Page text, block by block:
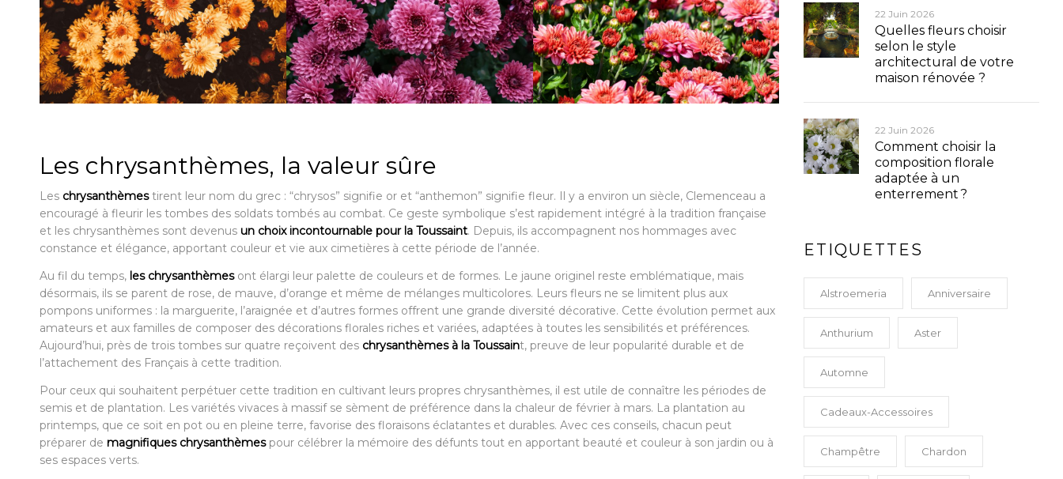
Les chrysanthèmes, la valeur sûre
Les chrysanthèmestirent leur nom du grec : “chrysos” signifie or et “anthemon” signifie fleur. Il y a environ un siècle, Clemenceau a
encouragé à fleurir les tombes des soldats tombés au combat. Ce geste symbolique s’est rapidement intégré à la tradition française
et les chrysanthèmes sont devenus un choix incontournable pour la Toussaint. Depuis, ils accompagnent nos hommages avec
constance et élégance, apportant couleur et vie aux cimetières à cette période de l’année.
Au fil du temps, les chrysanthèmesont élargi leur palette de couleurs et de formes. Le jaune originel reste emblématique, mais
désormais, ils se parent de rose, de mauve, d’orange et même de mélanges multicolores. Leurs fleurs ne se limitent plus aux
pompons uniformes : la marguerite, l’araignée et d’autres formes offrent une grande diversité décorative. Cette évolution permet aux
amateurs et aux familles de composer des décorations florales riches et variées, adaptées à toutes les sensibilités et préférences.
Aujourd’hui, près de trois tombes sur quatre reçoivent des chrysanthèmes à la Toussaint, preuve de leur popularité durable et de
l’attachement des Français à cette tradition.
Pour ceux qui souhaitent perpétuer cette tradition en cultivant leurs propres chrysanthèmes, il est utile de connaître les périodes de
semis et de plantation. Les variétés vivaces à massif se sèment de préférence dans la chaleur de février à mars. La plantation au
printemps, que ce soit en pot ou en pleine terre, favorise des floraisons éclatantes et durables. Avec ces conseils, chacun peut
préparer de magnifiques chrysanthèmespour célébrer la mémoire des défunts tout en apportant beauté et couleur à son jardin ou à
ses espaces verts.
22 Juin 2026
Quelles fleurs choisir
selon le style
architectural de votre
maison rénovée ?
22 Juin 2026
Comment choisir la
composition florale
adaptée à un
enterrement ?
ETIQUETTES
Alstroemeria Anniversaire
Anthurium Aster
Automne
Cadeaux-Accessoires
Champêtre Chardon